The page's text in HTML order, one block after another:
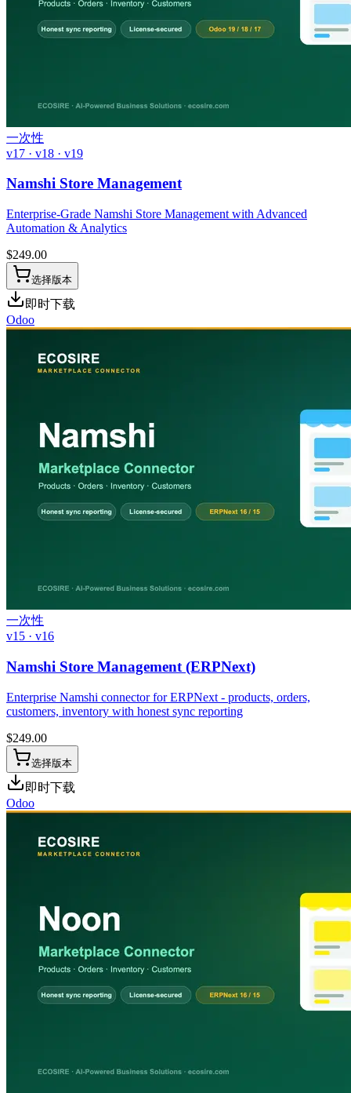
一次性
v17 · v18 · v19
Namshi Store Management
Enterprise-Grade Namshi Store Management with Advanced
Automation & Analytics
$249.00
选择版本
即时下载
Odoo
一次性
v15 · v16
Namshi Store Management (ERPNext)
Enterprise Namshi connector for ERPNext - products, orders,
customers, inventory with honest sync reporting
$249.00
选择版本
即时下载
Odoo